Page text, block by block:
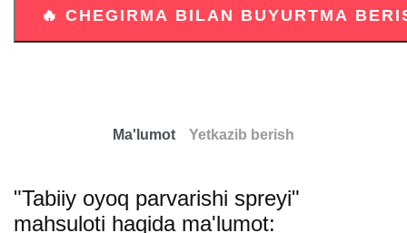
Ma'lumot Yetkazib berish
"Tabiiy oyoq parvarishi spreyi"
mahsuloti haqida ma'lumot: